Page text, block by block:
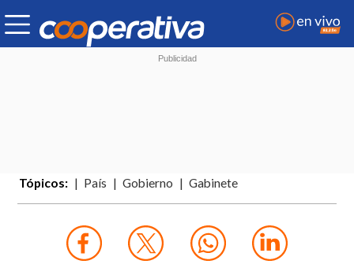
Tópicos: País Gobierno Gabinete